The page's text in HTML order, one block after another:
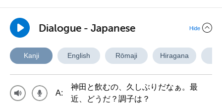
Dialogue - Japanese Hide
Kanji English Rōmaji Hiragana
A:
神田と飲むの、久しぶりだなぁ。最
近、どうだ？調子は？